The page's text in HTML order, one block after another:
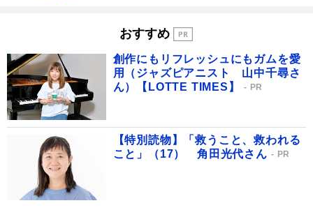
おすすめ
創作にもリフレッシュにもガムを愛
用（ジャズピアニスト 山中千尋さ
ん）【LOTTE TIMES】
PR
【特別読物】「救うこと、救われる
こと」（17） 角田光代さん
PR